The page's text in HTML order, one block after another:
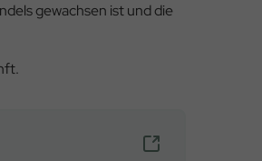
gewachsen ist und die